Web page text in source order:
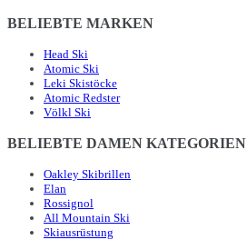
BELIEBTE MARKEN
Head Ski
Atomic Ski
Leki Skistöcke
Atomic Redster
Völkl Ski
BELIEBTE DAMEN KATEGORIEN
Oakley Skibrillen
Elan
Rossignol
All Mountain Ski
Skiausrüstung